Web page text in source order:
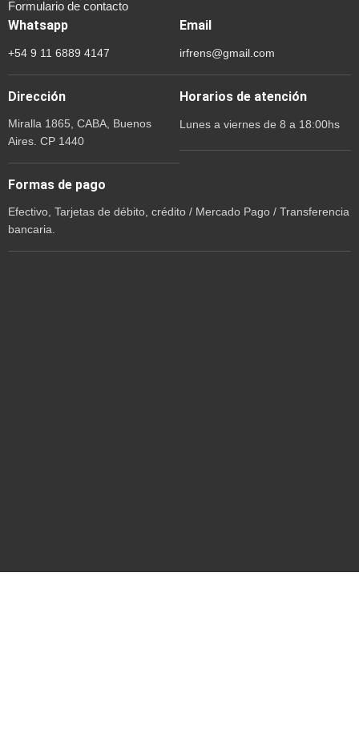
Formulario de contacto
Whatsapp
+54 9 11 6889 4147
Email
irfrens@gmail.com
Dirección
Miralla 1865, CABA, Buenos
Aires. CP 1440
Horarios de atención
Lunes a viernes de 8 a 18:00hs
Formas de pago
Efectivo, Tarjetas de débito, crédito / Mercado Pago / Transferencia
bancaria.